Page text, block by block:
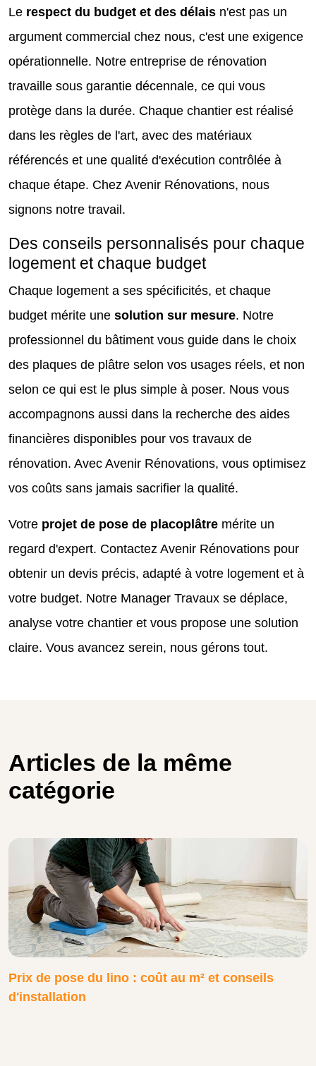
Le respect du budget et des délais n'est pas un
argument commercial chez nous, c'est une exigence
opérationnelle. Notre entreprise de rénovation
travaille sous garantie décennale, ce qui vous
protège dans la durée. Chaque chantier est réalisé
dans les règles de l'art, avec des matériaux
référencés et une qualité d'exécution contrôlée à
chaque étape. Chez Avenir Rénovations, nous
signons notre travail.
Des conseils personnalisés pour chaque
logement et chaque budget
Chaque logement a ses spécificités, et chaque
budget mérite une solution sur mesure. Notre
professionnel du bâtiment vous guide dans le choix
des plaques de plâtre selon vos usages réels, et non
selon ce qui est le plus simple à poser. Nous vous
accompagnons aussi dans la recherche des aides
financières disponibles pour vos travaux de
rénovation. Avec Avenir Rénovations, vous optimisez
vos coûts sans jamais sacrifier la qualité.
Votre projet de pose de placoplâtre mérite un
regard d'expert. Contactez Avenir Rénovations pour
obtenir un devis précis, adapté à votre logement et à
votre budget. Notre Manager Travaux se déplace,
analyse votre chantier et vous propose une solution
claire. Vous avancez serein, nous gérons tout.
Articles de la même
catégorie
Prix de pose du lino : coût au m² et conseils
d'installation